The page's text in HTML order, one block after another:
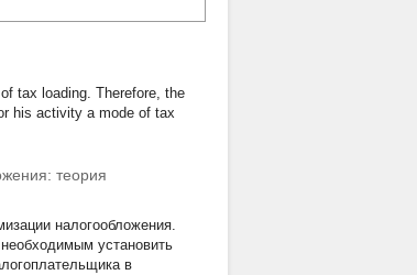
tax loading. Therefore, the
his activity a mode of tax
теория
налогообложения.
установить
в